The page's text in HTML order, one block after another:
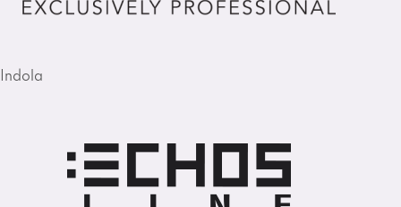
Indola